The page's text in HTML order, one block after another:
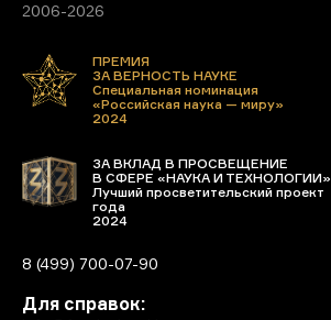
2006-2026
ПРЕМИЯ
ЗА ВЕРНОСТЬ НАУКЕ
Специальная номинация
«Российская наука — миру»
2024
ЗА ВКЛАД В ПРОСВЕЩЕНИЕ
В СФЕРЕ «НАУКА И ТЕХНОЛОГИИ»
Лучший просветительский проект
года
2024
8 (499) 700-07-90
Для справок: